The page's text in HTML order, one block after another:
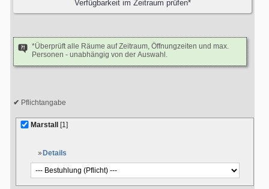
*Überprüft alle Räume auf Zeitraum, Öffnungzeiten und max.
Personen - unabhängig von der Auswahl.
Pflichtangabe
Marstall [1]
Details